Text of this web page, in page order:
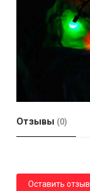
Отзывы (0)
Оставить отзыв